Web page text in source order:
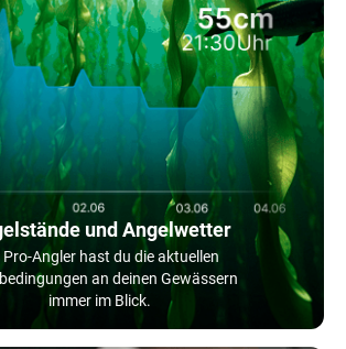
und Angelwetter
Pro-Angler hast du die aktuellen
an deinen Gewässern
immer im Blick.